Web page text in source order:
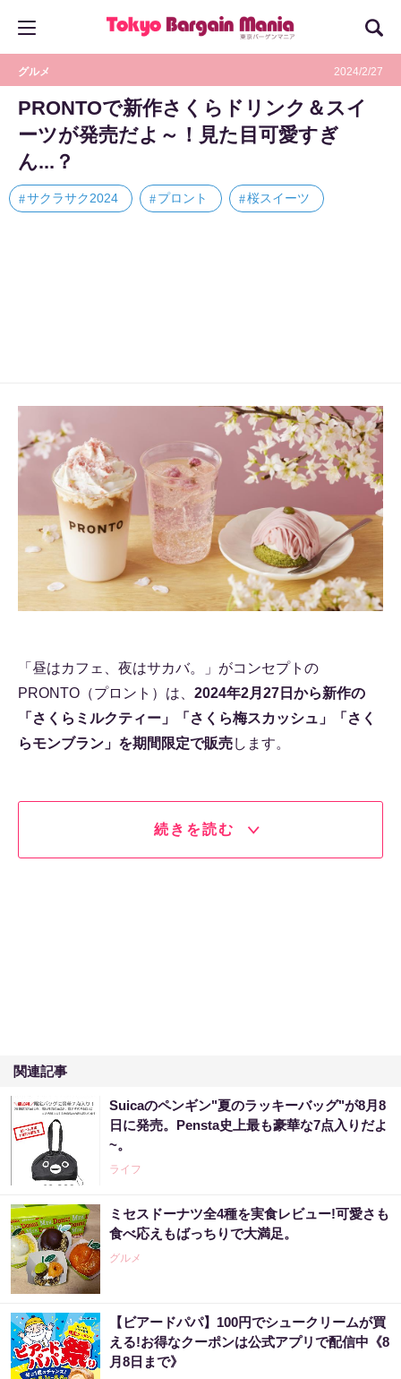
グルメ 2024/2/27
PRONTOで新作さくらドリンク＆スイ
ーツが発売だよ～！見た目可愛すぎ
ん...？
サクラサク2024 プロント 桜スイーツ
「昼はカフェ、夜はサカバ。」がコンセプトの
PRONTO（プロント）は、 2024年2月27日から新作の
「さくらミルクティー」「さくら梅スカッシュ」「さく
らモンブラン」を期間限定で販売します。
続きを読む
関連記事
Suicaのペンギン"夏のラッキーバッグ"が8月8
日に発売。Pensta史上最も豪華な7点入りだよ
~。
ライフ
ミセスドーナツ全4種を実食レビュー!可愛さも
食べ応えもばっちりで大満足。
グルメ
【ビアードパパ】100円でシュークリームが買
える!お得なクーポンは公式アプリで配信中《8
月8日まで》